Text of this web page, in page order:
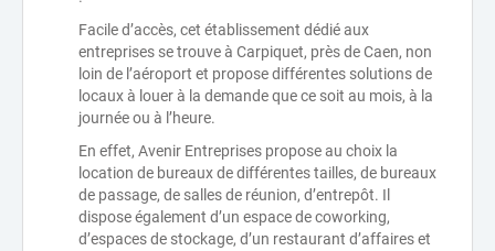
Facile d’accès, cet établissement dédié aux
entreprises se trouve à Carpiquet, près de Caen, non
loin de l’aéroport et propose différentes solutions de
locaux à louer à la demande que ce soit au mois, à la
journée ou à l’heure.
En effet, Avenir Entreprises propose au choix la
location de bureaux de différentes tailles, de bureaux
de passage, de salles de réunion, d’entrepôt. Il
dispose également d’un espace de coworking,
d’espaces de stockage, d’un restaurant d’affaires et